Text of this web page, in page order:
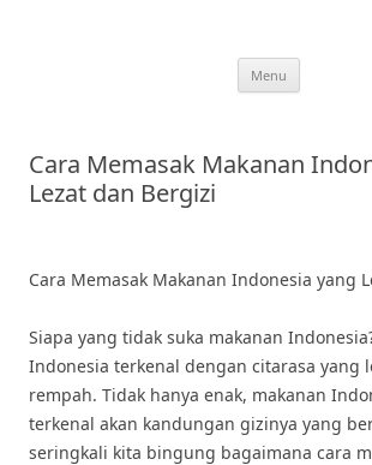
Menu
Cara Memasak Makanan
Lezat dan Bergizi
Cara Memasak Makanan Indonesia yang
Siapa yang tidak suka makanan
Indonesia terkenal dengan citarasa yang
rempah. Tidak hanya enak, makanan
terkenal akan kandungan gizinya yang
seringkali kita bingung bagaimana cara